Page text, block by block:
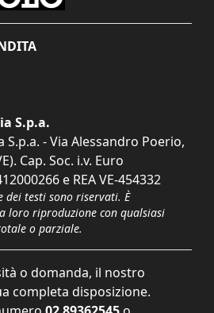
S.p.a.
- Via Alessandro Poerio,
Cap. Soc. i.v. Euro
e REA VE-454332
testi sono riservati. È
loro riproduzione con qualsiasi
o parziale.
o domanda, il nostro
completa disposizione.